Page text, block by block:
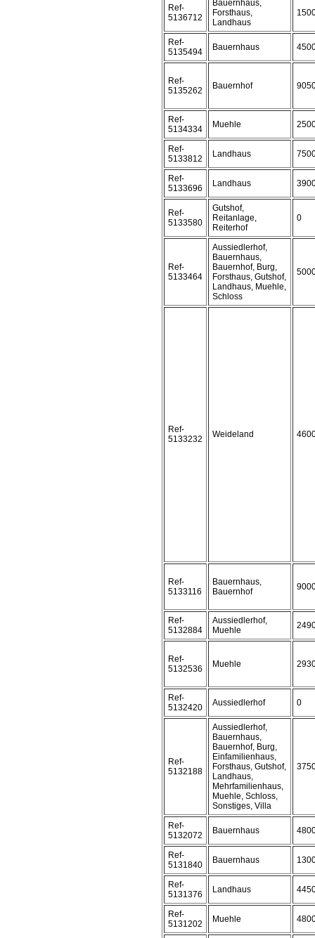
Ref-
5136712
Bauernhaus,
Forsthaus,
Landhaus
Ref-
5135494
Bauernhaus
Ref-
5135262
Bauernhof
Ref-
5134334
Muehle
Ref-
5133812
Landhaus
Ref-
5133696
Landhaus
Ref-
5133580
Gutshof,
Reitanlage,
Reiterhof
0
Ref-
5133464
Aussiedlerhof,
Bauernhaus,
Bauernhof, Burg,
Forsthaus, Gutshof,
Landhaus, Muehle,
Schloss
Ref-
5133232
Weideland
Ref-
5133116
Bauernhaus,
Bauernhof
Ref-
5132884
Aussiedlerhof,
Muehle
Ref-
5132536
Muehle
Ref-
5132420
Aussiedlerhof 0
Ref-
5132188
Aussiedlerhof,
Bauernhaus,
Bauernhof, Burg,
Einfamilienhaus,
Forsthaus, Gutshof,
Landhaus,
Mehrfamilienhaus,
Muehle, Schloss,
Sonstiges, Villa
Ref-
5132072
Bauernhaus
Ref-
5131840
Bauernhaus
Ref-
5131376
Landhaus
Ref-
5131202
Muehle